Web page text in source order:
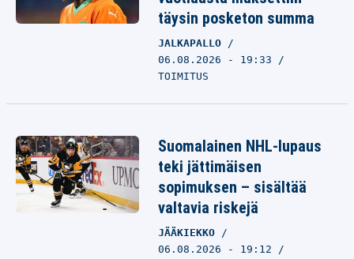
täysin posketon summa
JALKAPALLO
06.08.2026 - 19:33
TOIMITUS
Suomalainen NHL-lupaus
teki jättimäisen
sopimuksen – sisältää
valtavia riskejä
JÄÄKIEKKO
06.08.2026 - 19:12